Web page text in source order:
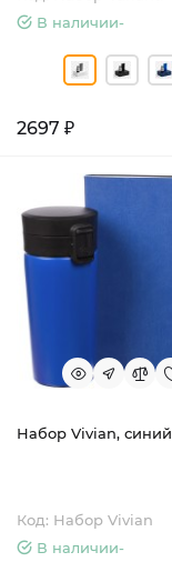
В наличии-
2697 ₽
Набор Vivian, синий
Код: Набор Vivian
В наличии-